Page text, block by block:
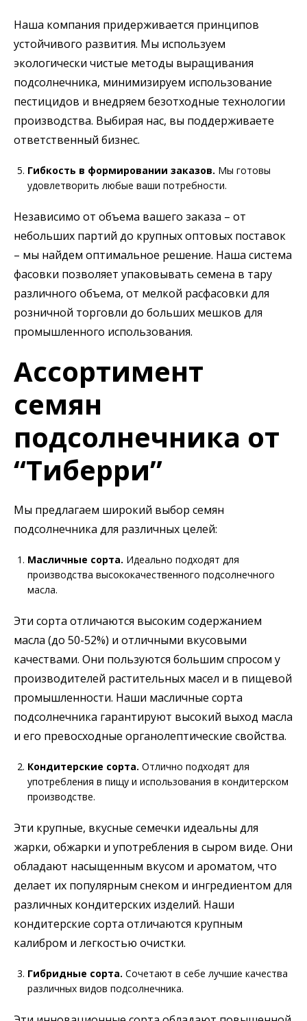
Наша компания придерживается принципов
устойчивого развития. Мы используем
экологически чистые методы выращивания
подсолнечника, минимизируем использование
пестицидов и внедряем безотходные технологии
производства. Выбирая нас, вы поддерживаете
ответственный бизнес.
Гибкость в формировании заказов. Мы готовы
удовлетворить любые ваши потребности.
Независимо от объема вашего заказа – от
небольших партий до крупных оптовых поставок
– мы найдем оптимальное решение. Наша система
фасовки позволяет упаковывать семена в тару
различного объема, от мелкой расфасовки для
розничной торговли до больших мешков для
промышленного использования.
Ассортимент
семян
подсолнечника от
“Тиберри”
Мы предлагаем широкий выбор семян
подсолнечника для различных целей:
Масличные сорта. Идеально подходят для
производства высококачественного подсолнечного
масла.
Эти сорта отличаются высоким содержанием
масла (до 50-52%) и отличными вкусовыми
качествами. Они пользуются большим спросом у
производителей растительных масел и в пищевой
промышленности. Наши масличные сорта
подсолнечника гарантируют высокий выход масла
и его превосходные органолептические свойства.
Кондитерские сорта. Отлично подходят для
употребления в пищу и использования в кондитерском
производстве.
Эти крупные, вкусные семечки идеальны для
жарки, обжарки и употребления в сыром виде. Они
обладают насыщенным вкусом и ароматом, что
делает их популярным снеком и ингредиентом для
различных кондитерских изделий. Наши
кондитерские сорта отличаются крупным
калибром и легкостью очистки.
Гибридные сорта. Сочетают в себе лучшие качества
различных видов подсолнечника.